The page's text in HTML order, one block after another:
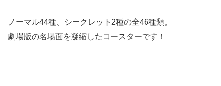
ノーマル44種、シークレット2種の全46種類。
劇場版の名場面を凝縮したコースターです！